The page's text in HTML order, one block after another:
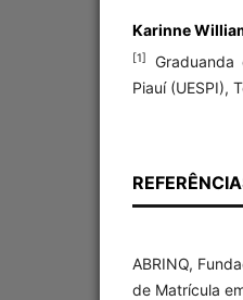
Karinne
[1]
Piauí (UESPI),
ABRINQ,
de Matrícula